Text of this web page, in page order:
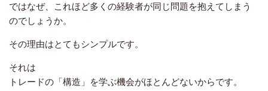
ではなぜ、これほど多くの経験者が同じ問題を抱えてしまう
のでしょうか。
その理由はとてもシンプルです。
それは
トレードの「構造」を学ぶ機会がほとんどないからです。